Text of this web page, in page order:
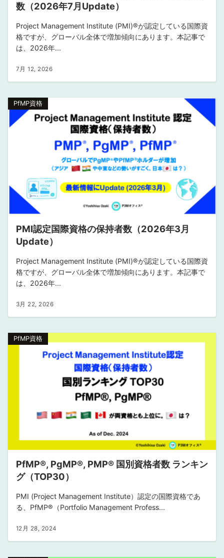
数（2026年7月Update）
Project Management Institute (PMI)®︎が認定している国際資
格ですが、グローバル全体で増加傾向にあります。本記事で
は、2026年...
7月 12, 2026
PfMP資格
PMI認定国際資格の保持者数（2026年3月
Update）
Project Management Institute (PMI)®︎が認定している国際資
格ですが、グローバル全体で増加傾向にあります。本記事で
は、2026年...
3月 22, 2026
PfMP資格
PfMP®︎, PgMP®︎, PMP®︎ 国別資格者数 ランキン
グ（TOP30）
PMI (Project Management Institute）認定の国際資格であ
る、PfMP®︎（Portfolio Management Profess...
12月 28, 2024